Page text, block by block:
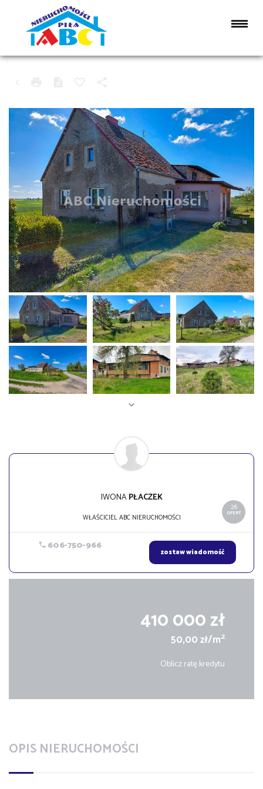
WAŁCZ (GW), ŁUGI WAŁECKIE
DOM NA SPRZEDAŻ
26
OFERT
IWONAPŁACZEK
WŁAŚCICIEL ABC NIERUCHOMOŚCI
606-750-966 zostaw wiadomość
410 000 zł
50,00 zł/m2
Oblicz ratę kredytu
OPIS NIERUCHOMOŚCI